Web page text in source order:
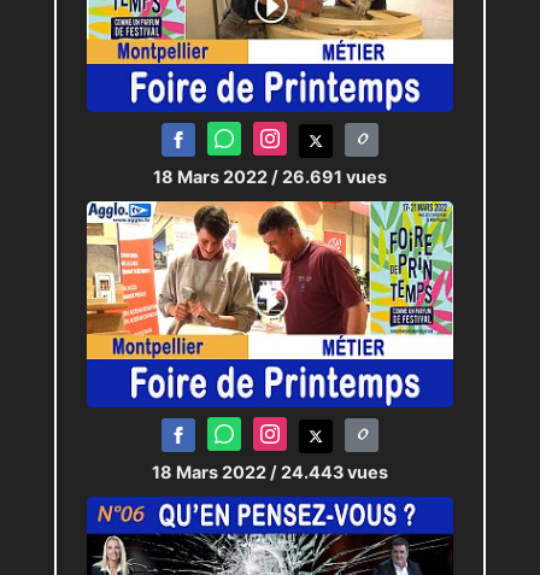
18 Mars 2022 / 26.691 vues
18 Mars 2022 / 24.443 vues